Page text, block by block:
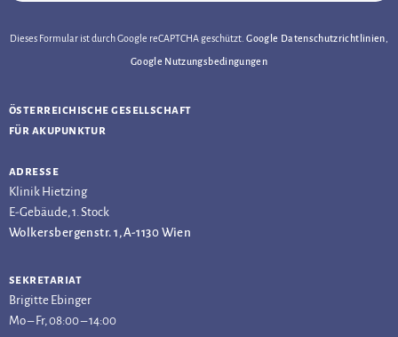
Dieses Formular ist durch Google reCAPTCHA geschützt.Google Datenschutzrichtlinien
Google Nutzungsbedingungen
österreichische gesellschaft
für akupunktur
adresse
Klinik Hietzing
E-Gebäude, 1. Stock
Wolkersbergenstr. 1, A-1130 Wien
sekretariat
Brigitte Ebinger
Mo – Fr, 08:00 – 14:00